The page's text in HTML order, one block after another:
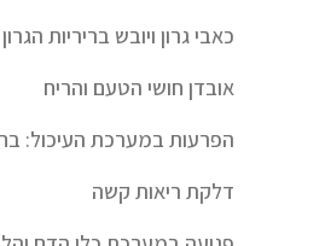
כאבי גרון ויובש בריריות הגרון
אובדן חושי הטעם והריח
הפרעות במערכת העיכול:
דלקת ריאות קשה